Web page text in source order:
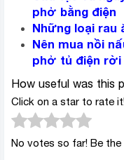
phở bằng điện
Những loại rau
Nên mua nồi
phở tủ điện rời
How useful was this
Click on a star to rate it!
No votes so far! Be